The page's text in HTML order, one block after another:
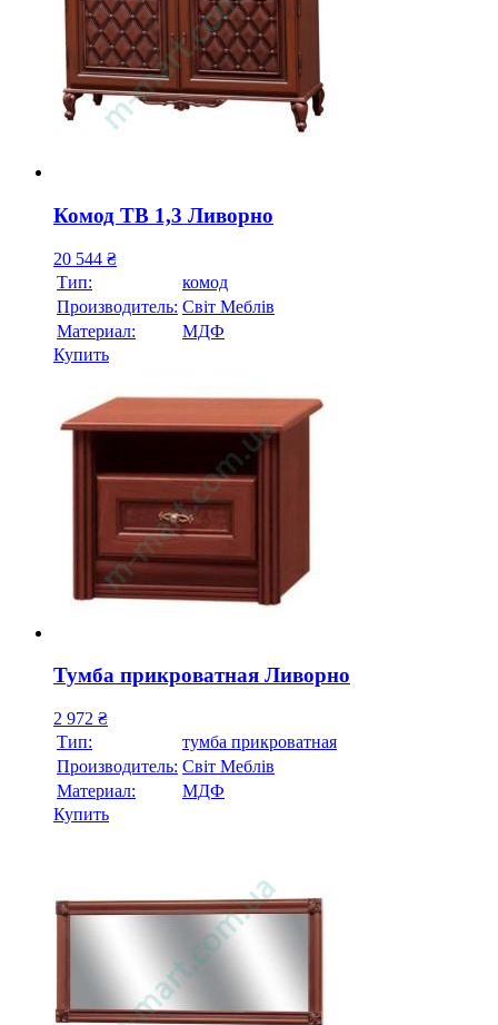
Комод ТВ 1,3 Ливорно
20 544 ₴
Тип:
комод
Производитель: Свiт Меблiв
Материал:
МДФ
Купить
Тумба прикроватная Ливорно
2 972 ₴
Тип:
тумба прикроватная
Производитель: Свiт Меблiв
Материал:
МДФ
Купить